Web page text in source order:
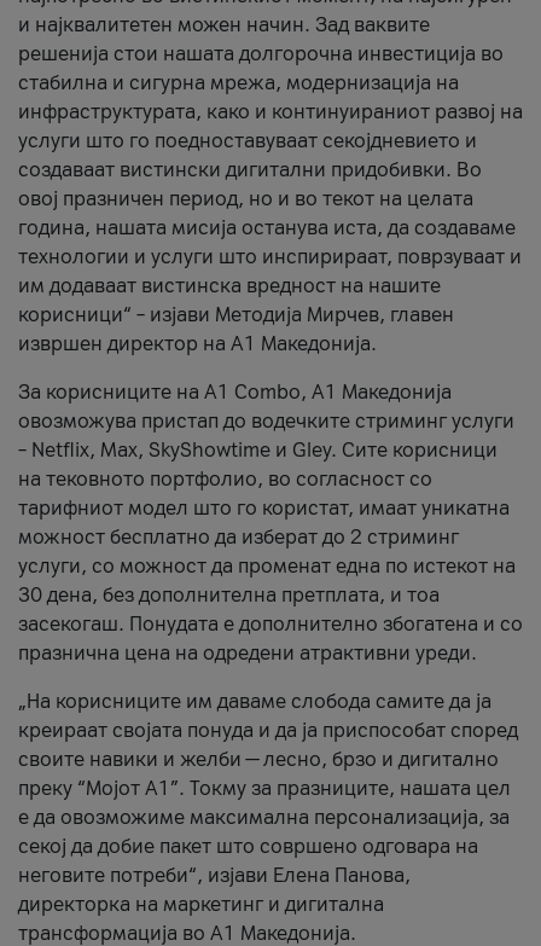
и најквалитетен можен начин. Зад ваквите
решенија стои нашата долгорочна инвестиција во
стабилна и сигурна мрежа, модернизација на
инфраструктурата, како и континуираниот развој на
услуги што го поедноставуваат секојдневието и
создаваат вистински дигитални придобивки. Во
овој празничен период, но и во текот на целата
година, нашата мисија останува иста, да создаваме
технологии и услуги што инспирираат, поврзуваат и
им додаваат вистинска вредност на нашите
корисници“ – изјави Методија Мирчев, главен
извршен директор на А1 Македонија.
За корисниците на A1 Combo, А1 Македонија
овозможува пристап до водечките стриминг услуги
– Netflix, Max, SkyShowtime и Gley. Сите корисници
на тековното портфолио, во согласност со
тарифниот модел што го користат, имаат уникатна
можност бесплатно да изберат до 2 стриминг
услуги, со можност да променат една по истекот на
30 дена, без дополнителна претплата, и тоа
засекогаш. Понудата е дополнително збогатена и со
празнична цена на одредени атрактивни уреди.
„На корисниците им даваме слобода самите да ја
креираат својата понуда и да ја приспособат според
своите навики и желби — лесно, брзо и дигитално
преку “Мојот А1”. Токму за празниците, нашата цел
е да овозможиме максимална персонализација, за
секој да добие пакет што совршено одговара на
неговите потреби“, изјави Елена Панова,
директорка на маркетинг и дигитална
трансформација во А1 Македонија.